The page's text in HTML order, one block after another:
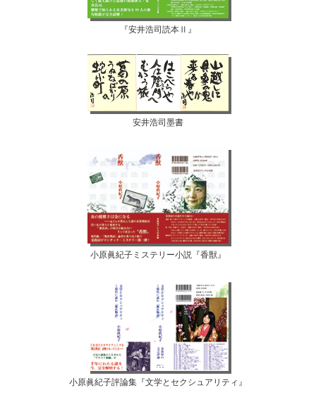
『安井浩司読本Ⅱ』
安井浩司墨書
小原眞紀子ミステリー小説『香獣』
小原眞紀子評論集『文学とセクシュアリティ』